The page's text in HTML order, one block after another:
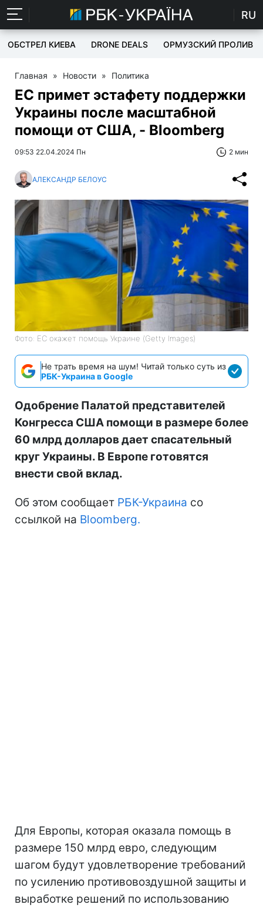
RU
ОБСТРЕЛ КИЕВА DRONE DEALS ОРМУЗСКИЙ ПРОЛИВ
Главная » Новости » Политика
ЕС примет эстафету поддержки
Украины после масштабной
помощи от США, - Bloomberg
09:53 22.04.2024 Пн 2 мин
АЛЕКСАНДР БЕЛОУС
Фото: ЕС окажет помощь Украине (Getty Images)
Не трать время на шум! Читай только суть из
РБК-Украина в Google
Одобрение Палатой представителей
Конгресса США помощи в размере более
60 млрд долларов дает спасательный
круг Украины. В Европе готовятся
внести свой вклад.
Об этом сообщает РБК-Украина со
ссылкой на Bloomberg.
Для Европы, которая оказала помощь в
размере 150 млрд евро, следующим
шагом будут удовлетворение требований
по усилению противовоздушной защиты и
выработке решений по использованию